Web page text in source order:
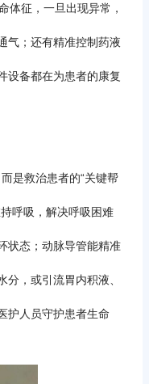
体征，一旦出现异常，
气；还有精准控制药液
设备都在为患者的康复
是救治患者的“关键帮
呼吸，解决呼吸困难
状态；动脉导管能精准
，或引流胃内积液、
护人员守护患者生命